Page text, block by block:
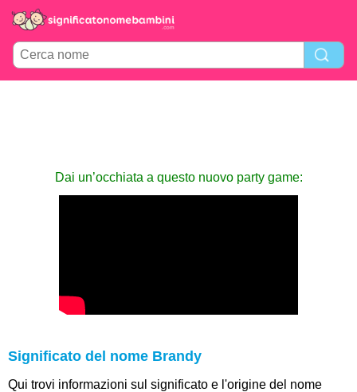
Dai un’occhiata a questo nuovo party game:
Significato del nome Brandy
Qui trovi informazioni sul significato e l'origine del nome